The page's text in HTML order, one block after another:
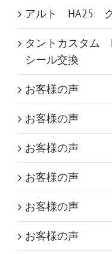
アルト HA25 ク
タントカスタム
シール交換
お客様の声
お客様の声
お客様の声
お客様の声
お客様の声
お客様の声